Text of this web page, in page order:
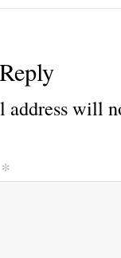
address will
*